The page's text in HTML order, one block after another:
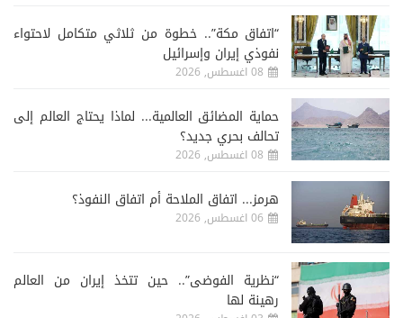
“اتفاق مكة”.. خطوة من ثلاثي متكامل لاحتواء
نفوذي إيران وإسرائيل
08 اغسطس, 2026
حماية المضائق العالمية... لماذا يحتاج العالم إلى
تحالف بحري جديد؟
08 اغسطس, 2026
هرمز... اتفاق الملاحة أم اتفاق النفوذ؟
06 اغسطس, 2026
“نظرية الفوضى”.. حين تتخذ إيران من العالم
رهينة لها